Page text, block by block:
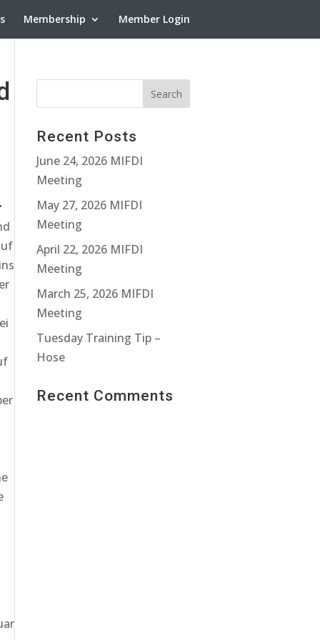
Membership Member Login
Recent Posts
June 24, 2026 MIFDI
Meeting
May 27, 2026 MIFDI
Meeting
April 22, 2026 MIFDI
Meeting
March 25, 2026 MIFDI
Meeting
Tuesday Training Tip –
Hose
Recent Comments